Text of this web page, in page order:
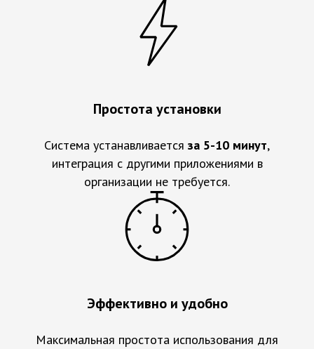
Простота установки
Система устанавливается за 5-10 минут,
интеграция с другими приложениями в
организации не требуется.
Эффективно и удобно
Максимальная простота использования для